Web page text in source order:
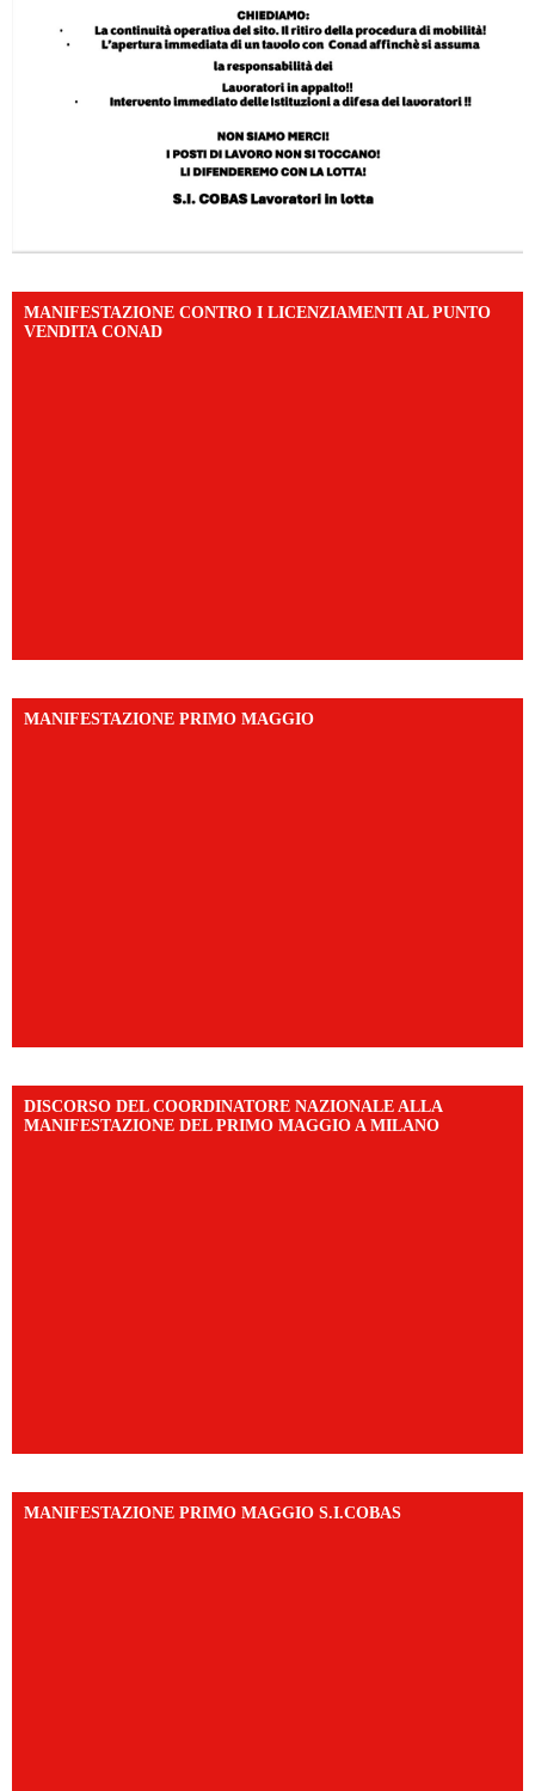
MANIFESTAZIONE CONTRO I LICENZIAMENTI AL PUNTO
VENDITA CONAD
MANIFESTAZIONE PRIMO MAGGIO
DISCORSO DEL COORDINATORE NAZIONALE ALLA
MANIFESTAZIONE DEL PRIMO MAGGIO A MILANO
MANIFESTAZIONE PRIMO MAGGIO S.I.COBAS